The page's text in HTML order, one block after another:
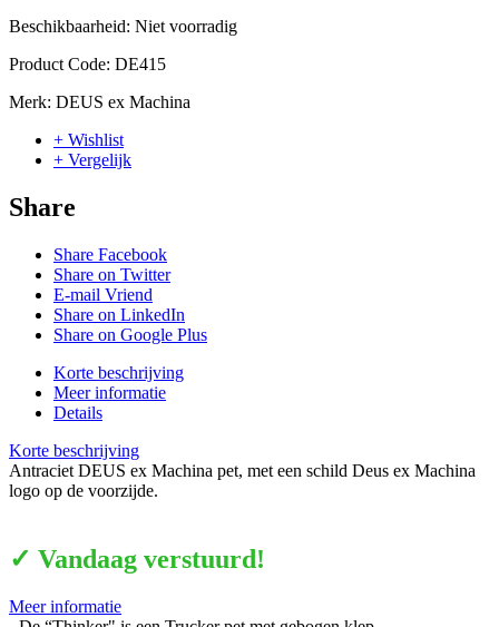
Beschikbaarheid: Niet voorradig
Product Code: DE415
Merk: DEUS ex Machina
+ Wishlist
+ Vergelijk
Share
Share Facebook
Share on Twitter
E-mail Vriend
Share on LinkedIn
Share on Google Plus
Korte beschrijving
Meer informatie
Details
Korte beschrijving
Antraciet DEUS ex Machina pet, met een schild Deus ex Machina
logo op de voorzijde.
✓ Vandaag verstuurd!
Meer informatie